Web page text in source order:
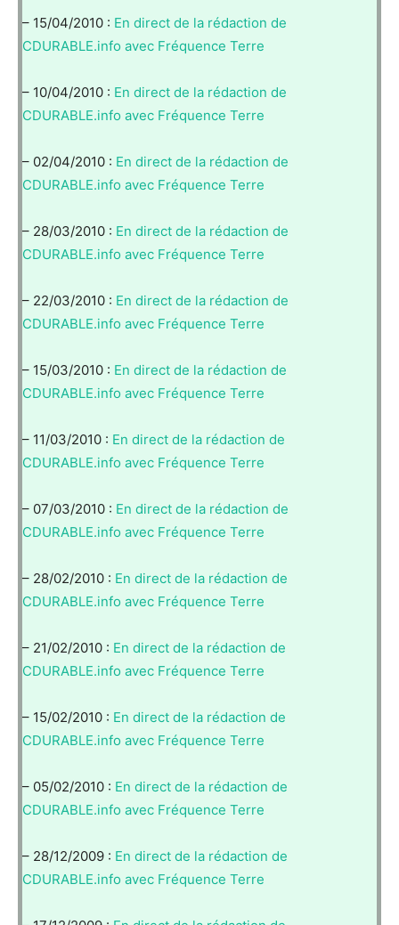
– 15/04/2010 : En direct de la rédaction de
CDURABLE.info avec Fréquence Terre
– 10/04/2010 : En direct de la rédaction de
CDURABLE.info avec Fréquence Terre
– 02/04/2010 : En direct de la rédaction de
CDURABLE.info avec Fréquence Terre
– 28/03/2010 : En direct de la rédaction de
CDURABLE.info avec Fréquence Terre
– 22/03/2010 : En direct de la rédaction de
CDURABLE.info avec Fréquence Terre
– 15/03/2010 : En direct de la rédaction de
CDURABLE.info avec Fréquence Terre
– 11/03/2010 : En direct de la rédaction de
CDURABLE.info avec Fréquence Terre
– 07/03/2010 : En direct de la rédaction de
CDURABLE.info avec Fréquence Terre
– 28/02/2010 : En direct de la rédaction de
CDURABLE.info avec Fréquence Terre
– 21/02/2010 : En direct de la rédaction de
CDURABLE.info avec Fréquence Terre
– 15/02/2010 : En direct de la rédaction de
CDURABLE.info avec Fréquence Terre
– 05/02/2010 : En direct de la rédaction de
CDURABLE.info avec Fréquence Terre
– 28/12/2009 : En direct de la rédaction de
CDURABLE.info avec Fréquence Terre